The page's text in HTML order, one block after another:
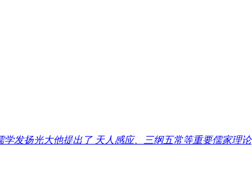
发扬光大他提出了 天人感应、三纲五常等重要儒家理论